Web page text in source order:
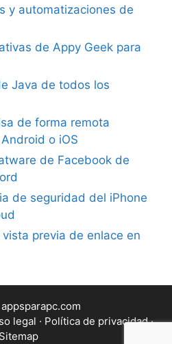
y automatizaciones de
de Appy Geek para
Java de todos los
de forma remota
o iOS
de Facebook de
de seguridad del iPhone
previa de enlace en
legal · Política de privacidad·
Sitemap